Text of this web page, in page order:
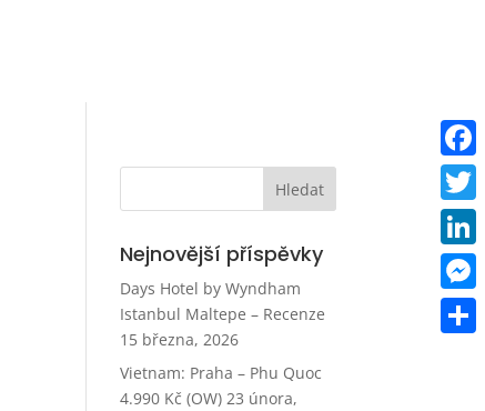
Nejnovější příspěvky
Days Hotel by Wyndham
Istanbul Maltepe – Recenze
15 března, 2026
Vietnam: Praha – Phu Quoc
4.990 Kč (OW) 23 února,